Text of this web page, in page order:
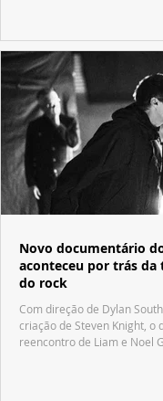
Novo documentário
aconteceu por trás da
do rock
Com direção de Dylan
criação de Steven Knight, o
reencontro de Liam e Noel